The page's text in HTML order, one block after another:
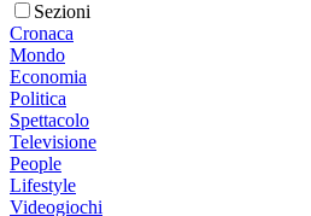
Sezioni
Cronaca
Mondo
Economia
Politica
Spettacolo
Televisione
People
Lifestyle
Videogiochi